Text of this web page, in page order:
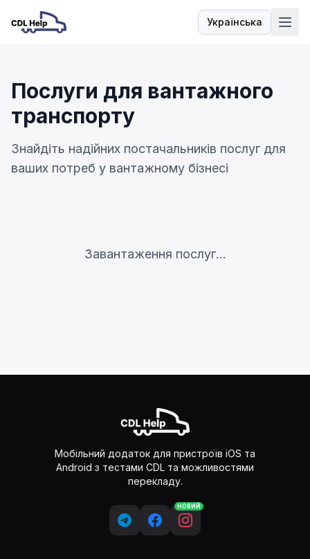
Українська
Мова
Послуги для вантажного
транспорту
Знайдіть надійних постачальників послуг для
ваших потреб у вантажному бізнесі
Завантаження послуг...
Мобільний додаток для пристроїв iOS та
Android з тестами CDL та можливостями
перекладу.
НОВИЙ